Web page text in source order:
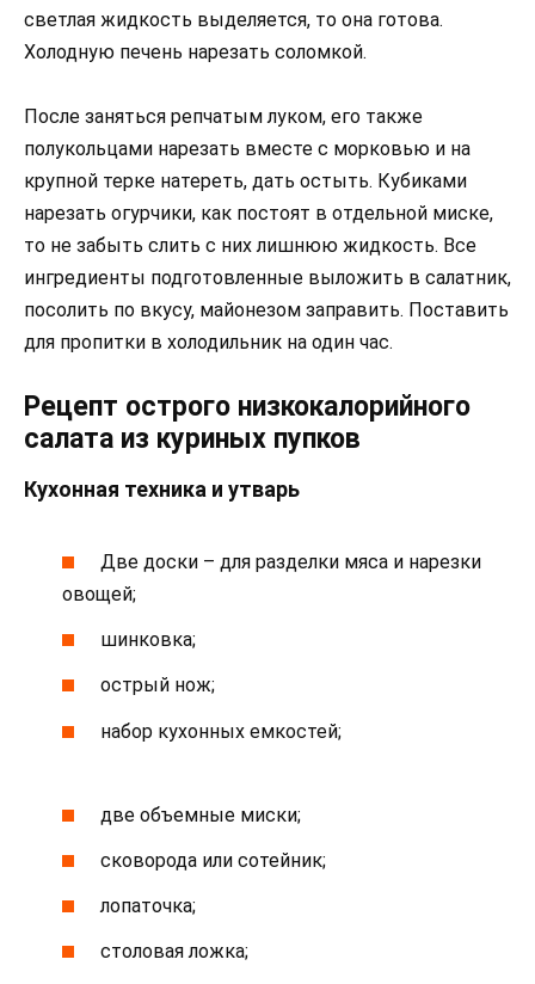
светлая жидкость выделяется, то она готова.
Холодную печень нарезать соломкой.
После заняться репчатым луком, его также
полукольцами нарезать вместе с морковью и на
крупной терке натереть, дать остыть. Кубиками
нарезать огурчики, как постоят в отдельной миске,
то не забыть слить с них лишнюю жидкость. Все
ингредиенты подготовленные выложить в салатник,
посолить по вкусу, майонезом заправить. Поставить
для пропитки в холодильник на один час.
Рецепт острого низкокалорийного
салата из куриных пупков
Кухонная техника и утварь
Две доски – для разделки мяса и нарезки
овощей;
шинковка;
острый нож;
набор кухонных емкостей;
две объемные миски;
сковорода или сотейник;
лопаточка;
столовая ложка;